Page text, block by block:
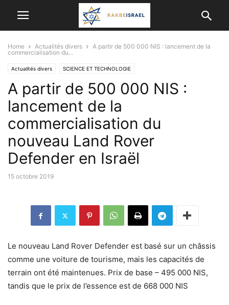
Home Actualités divers
A partir de 500 000 NIS : lancement de la
commercialisation du...
Actualités divers SCIENCE ET TECHNOLOGIE
A partir de 500 000 NIS :
lancement de la
commercialisation du
nouveau Land Rover
Defender en Israël
15 octobre 2019
Le nouveau Land Rover Defender est basé sur un châssis
comme une voiture de tourisme, mais les capacités de
terrain ont été maintenues. Prix ​​de base – 495 000 NIS,
tandis que le prix de l’essence est de 668 000 NIS